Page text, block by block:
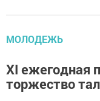
МОЛОДЕЖЬ
XI ежегодная
торжество